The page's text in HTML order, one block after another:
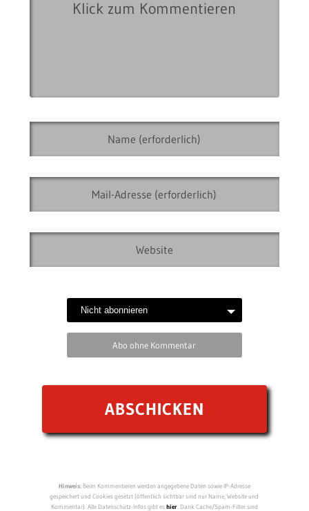
Abo ohne Kommentar
Hinweis:Beim Kommentieren werden angegebene Daten sowie IP-Adresse
gespeichert und Cookies gesetzt (öffentlich sichtbar sind nur Name, Website und
Kommentar). Alle Datenschutz-Infos gibt eshier. Dank Cache/Spam-Filter sind